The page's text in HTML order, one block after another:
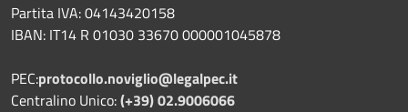
Partita IVA: 04143420158
IBAN: IT14 R 01030 33670 000001045878
PEC:protocollo.noviglio@legalpec.it
Centralino Unico:(+39) 02.9006066